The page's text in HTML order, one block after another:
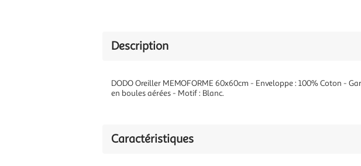
Description
DODO Oreiller MEMOFORME 60x60cm - Enveloppe : 100% Coton -
en boules aérées - Motif : Blanc.
Caractéristiques